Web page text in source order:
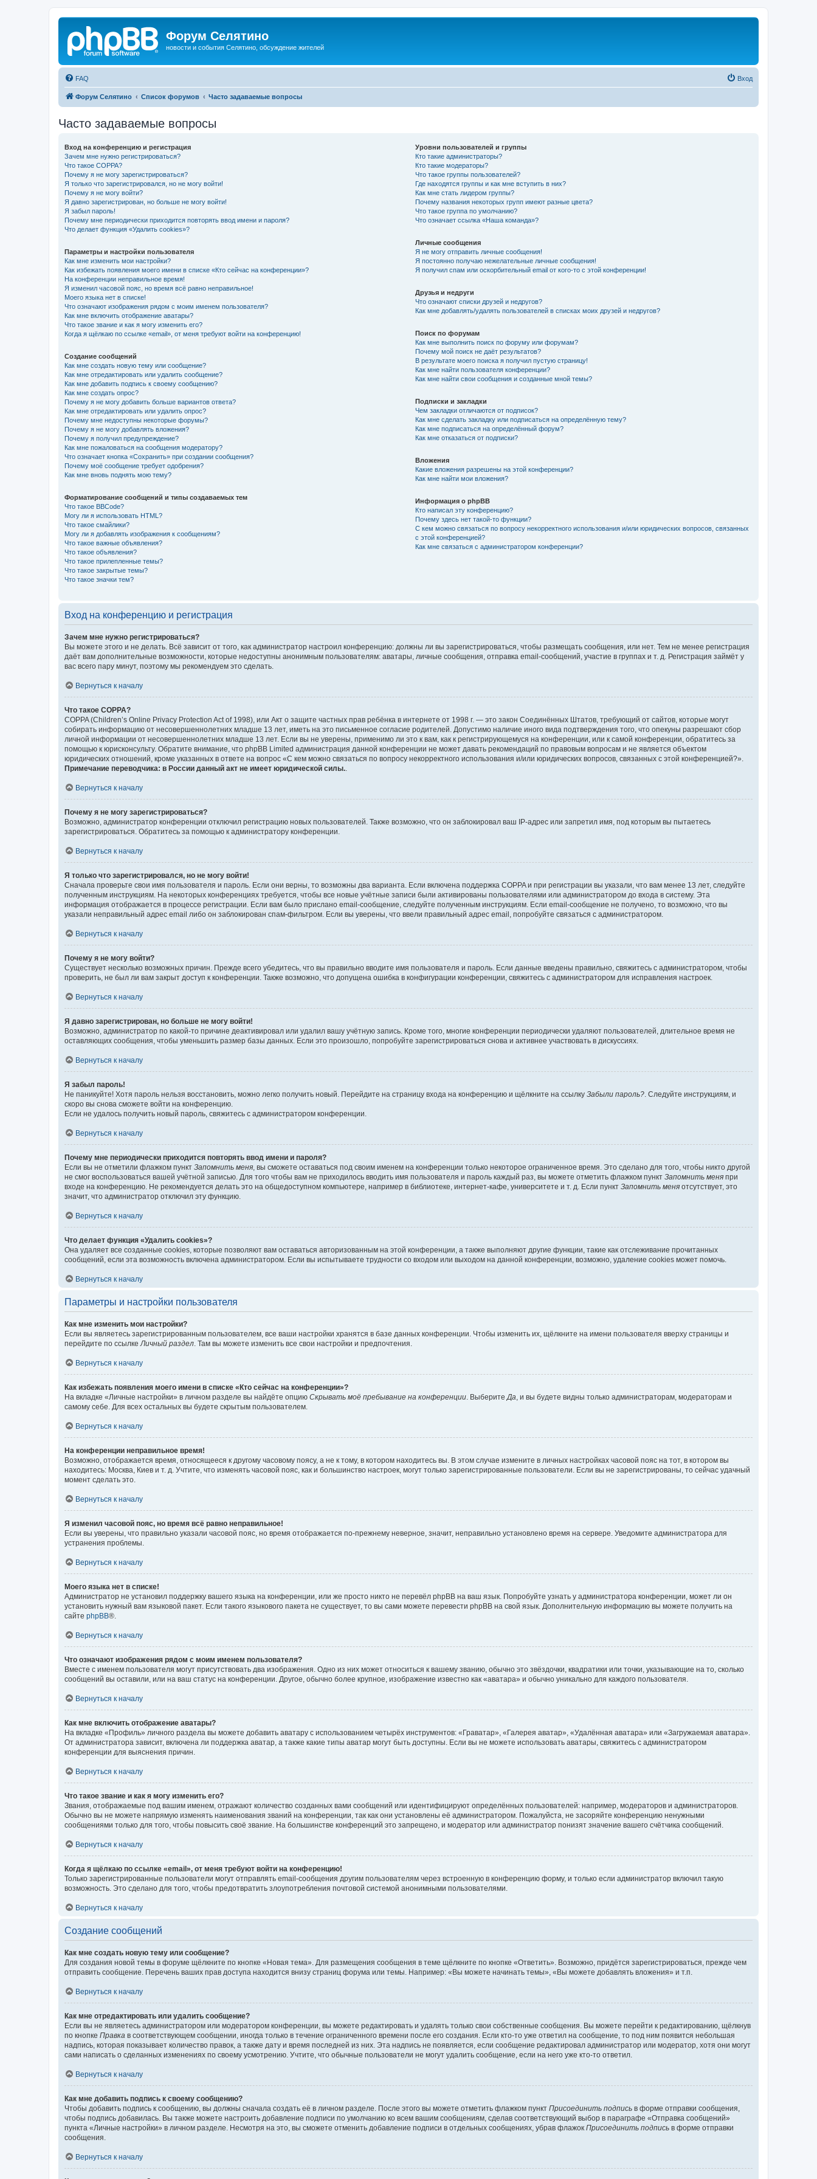
Форум Селятино
новости и события Селятино, обсуждение жителей
FAQ Вход
Форум Селятино Список форумов Часто задаваемые вопросы
Часто задаваемые вопросы
Вход на конференцию и регистрация
Зачем мне нужно регистрироваться?
Что такое COPPA?
Почему я не могу зарегистрироваться?
Я только что зарегистрировался, но не могу войти!
Почему я не могу войти?
Я давно зарегистрирован, но больше не могу войти!
Я забыл пароль!
Почему мне периодически приходится повторять ввод имени и пароля?
Что делает функция «Удалить cookies»?
Параметры и настройки пользователя
Как мне изменить мои настройки?
Как избежать появления моего имени в списке «Кто сейчас на конференции»?
На конференции неправильное время!
Я изменил часовой пояс, но время всё равно неправильное!
Моего языка нет в списке!
Что означают изображения рядом с моим именем пользователя?
Как мне включить отображение аватары?
Что такое звание и как я могу изменить его?
Когда я щёлкаю по ссылке «email», от меня требуют войти на конференцию!
Создание сообщений
Как мне создать новую тему или сообщение?
Как мне отредактировать или удалить сообщение?
Как мне добавить подпись к своему сообщению?
Как мне создать опрос?
Почему я не могу добавить больше вариантов ответа?
Как мне отредактировать или удалить опрос?
Почему мне недоступны некоторые форумы?
Почему я не могу добавлять вложения?
Почему я получил предупреждение?
Как мне пожаловаться на сообщения модератору?
Что означает кнопка «Сохранить» при создании сообщения?
Почему моё сообщение требует одобрения?
Как мне вновь поднять мою тему?
Форматирование сообщений и типы создаваемых тем
Что такое BBCode?
Могу ли я использовать HTML?
Что такое смайлики?
Могу ли я добавлять изображения к сообщениям?
Что такое важные объявления?
Что такое объявления?
Что такое прилепленные темы?
Что такое закрытые темы?
Что такое значки тем?
Уровни пользователей и группы
Кто такие администраторы?
Кто такие модераторы?
Что такое группы пользователей?
Где находятся группы и как мне вступить в них?
Как мне стать лидером группы?
Почему названия некоторых групп имеют разные цвета?
Что такое группа по умолчанию?
Что означает ссылка «Наша команда»?
Личные сообщения
Я не могу отправить личные сообщения!
Я постоянно получаю нежелательные личные сообщения!
Я получил спам или оскорбительный email от кого-то с этой конференции!
Друзья и недруги
Что означают списки друзей и недругов?
Как мне добавлять/удалять пользователей в списках моих друзей и недругов?
Поиск по форумам
Как мне выполнить поиск по форуму или форумам?
Почему мой поиск не даёт результатов?
В результате моего поиска я получил пустую страницу!
Как мне найти пользователя конференции?
Как мне найти свои сообщения и созданные мной темы?
Подписки и закладки
Чем закладки отличаются от подписок?
Как мне сделать закладку или подписаться на определённую тему?
Как мне подписаться на определённый форум?
Как мне отказаться от подписки?
Вложения
Какие вложения разрешены на этой конференции?
Как мне найти мои вложения?
Информация о phpBB
Кто написал эту конференцию?
Почему здесь нет такой-то функции?
С кем можно связаться по вопросу некорректного использования и/или юридических вопросов, связанных
с этой конференцией?
Как мне связаться с администратором конференции?
Вход на конференцию и регистрация
Зачем мне нужно регистрироваться?
Вы можете этого и не делать. Всё зависит от того, как администратор настроил конференцию: должны ли вы зарегистрироваться, чтобы размещать сообщения, или нет. Тем не менее регистрация
даёт вам дополнительные возможности, которые недоступны анонимным пользователям: аватары, личные сообщения, отправка email-сообщений, участие в группах и т. д. Регистрация займёт у
вас всего пару минут, поэтому мы рекомендуем это сделать.
Вернуться к началу
Что такое COPPA?
COPPA (Children’s Online Privacy Protection Act of 1998), или Акт о защите частных прав ребёнка в интернете от 1998 г. — это закон Соединённых Штатов, требующий от сайтов, которые могут
собирать информацию от несовершеннолетних младше 13 лет, иметь на это письменное согласие родителей. Допустимо наличие иного вида подтверждения того, что опекуны разрешают сбор
личной информации от несовершеннолетних младше 13 лет. Если вы не уверены, применимо ли это к вам, как к регистрирующемуся на конференции, или к самой конференции, обратитесь за
помощью к юрисконсульту. Обратите внимание, что phpBB Limited администрация данной конференции не может давать рекомендаций по правовым вопросам и не является объектом
юридических отношений, кроме указанных в ответе на вопрос «С кем можно связаться по вопросу некорректного использования и/или юридических вопросов, связанных с этой конференцией?».
Примечание переводчика: в России данный акт не имеет юридической силы.
Вернуться к началу
Почему я не могу зарегистрироваться?
Возможно, администратор конференции отключил регистрацию новых пользователей. Также возможно, что он заблокировал ваш IP-адрес или запретил имя, под которым вы пытаетесь
зарегистрироваться. Обратитесь за помощью к администратору конференции.
Вернуться к началу
Я только что зарегистрировался, но не могу войти!
Сначала проверьте свои имя пользователя и пароль. Если они верны, то возможны два варианта. Если включена поддержка COPPA и при регистрации вы указали, что вам менее 13 лет, следуйте
полученным инструкциям. На некоторых конференциях требуется, чтобы все новые учётные записи были активированы пользователями или администратором до входа в систему. Эта
информация отображается в процессе регистрации. Если вам было прислано email-сообщение, следуйте полученным инструкциям. Если email-сообщение не получено, то возможно, что вы
указали неправильный адрес email либо он заблокирован спам-фильтром. Если вы уверены, что ввели правильный адрес email, попробуйте связаться с администратором.
Вернуться к началу
Почему я не могу войти?
Существует несколько возможных причин. Прежде всего убедитесь, что вы правильно вводите имя пользователя и пароль. Если данные введены правильно, свяжитесь с администратором, чтобы
проверить, не был ли вам закрыт доступ к конференции. Также возможно, что допущена ошибка в конфигурации конференции, свяжитесь с администратором для исправления настроек.
Вернуться к началу
Я давно зарегистрирован, но больше не могу войти!
Возможно, администратор по какой-то причине деактивировал или удалил вашу учётную запись. Кроме того, многие конференции периодически удаляют пользователей, длительное время не
оставляющих сообщения, чтобы уменьшить размер базы данных. Если это произошло, попробуйте зарегистрироваться снова и активнее участвовать в дискуссиях.
Вернуться к началу
Я забыл пароль!
Не паникуйте! Хотя пароль нельзя восстановить, можно легко получить новый. Перейдите на страницу входа на конференцию и щёлкните на ссылку Забыли пароль? . Следуйте инструкциям, и
скоро вы снова сможете войти на конференцию.
Если не удалось получить новый пароль, свяжитесь с администратором конференции.
Вернуться к началу
Почему мне периодически приходится повторять ввод имени и пароля?
Если вы не отметили флажком пункт Запомнить меня , вы сможете оставаться под своим именем на конференции только некоторое ограниченное время. Это сделано для того, чтобы никто другой
не смог воспользоваться вашей учётной записью. Для того чтобы вам не приходилось вводить имя пользователя и пароль каждый раз, вы можете отметить флажком пункт Запомнить меня при
входе на конференцию. Не рекомендуется делать это на общедоступном компьютере, например в библиотеке, интернет-кафе, университете и т. д. Если пункт Запомнить меня отсутствует, это
значит, что администратор отключил эту функцию.
Вернуться к началу
Что делает функция «Удалить cookies»?
Она удаляет все созданные cookies, которые позволяют вам оставаться авторизованным на этой конференции, а также выполняют другие функции, такие как отслеживание прочитанных
сообщений, если эта возможность включена администратором. Если вы испытываете трудности со входом или выходом на данной конференции, возможно, удаление cookies может помочь.
Вернуться к началу
Параметры и настройки пользователя
Как мне изменить мои настройки?
Если вы являетесь зарегистрированным пользователем, все ваши настройки хранятся в базе данных конференции. Чтобы изменить их, щёлкните на имени пользователя вверху страницы и
перейдите по ссылке Личный раздел . Там вы можете изменить все свои настройки и предпочтения.
Вернуться к началу
Как избежать появления моего имени в списке «Кто сейчас на конференции»?
На вкладке «Личные настройки» в личном разделе вы найдёте опцию Скрывать моё пребывание на конференции . Выберите Да , и вы будете видны только администраторам, модераторам и
самому себе. Для всех остальных вы будете скрытым пользователем.
Вернуться к началу
На конференции неправильное время!
Возможно, отображается время, относящееся к другому часовому поясу, а не к тому, в котором находитесь вы. В этом случае измените в личных настройках часовой пояс на тот, в котором вы
находитесь: Москва, Киев и т. д. Учтите, что изменять часовой пояс, как и большинство настроек, могут только зарегистрированные пользователи. Если вы не зарегистрированы, то сейчас удачный
момент сделать это.
Вернуться к началу
Я изменил часовой пояс, но время всё равно неправильное!
Если вы уверены, что правильно указали часовой пояс, но время отображается по-прежнему неверное, значит, неправильно установлено время на сервере. Уведомите администратора для
устранения проблемы.
Вернуться к началу
Моего языка нет в списке!
Администратор не установил поддержку вашего языка на конференции, или же просто никто не перевёл phpBB на ваш язык. Попробуйте узнать у администратора конференции, может ли он
установить нужный вам языковой пакет. Если такого языкового пакета не существует, то вы сами можете перевести phpBB на свой язык. Дополнительную информацию вы можете получить на
сайте phpBB®.
Вернуться к началу
Что означают изображения рядом с моим именем пользователя?
Вместе с именем пользователя могут присутствовать два изображения. Одно из них может относиться к вашему званию, обычно это звёздочки, квадратики или точки, указывающие на то, сколько
сообщений вы оставили, или на ваш статус на конференции. Другое, обычно более крупное, изображение известно как «аватара» и обычно уникально для каждого пользователя.
Вернуться к началу
Как мне включить отображение аватары?
На вкладке «Профиль» личного раздела вы можете добавить аватару с использованием четырёх инструментов: «Граватар», «Галерея аватар», «Удалённая аватара» или «Загружаемая аватара».
От администратора зависит, включена ли поддержка аватар, а также какие типы аватар могут быть доступны. Если вы не можете использовать аватары, свяжитесь с администратором
конференции для выяснения причин.
Вернуться к началу
Что такое звание и как я могу изменить его?
Звания, отображаемые под вашим именем, отражают количество созданных вами сообщений или идентифицируют определённых пользователей: например, модераторов и администраторов.
Обычно вы не можете напрямую изменять наименования званий на конференции, так как они установлены её администратором. Пожалуйста, не засоряйте конференцию ненужными
сообщениями только для того, чтобы повысить своё звание. На большинстве конференций это запрещено, и модератор или администратор понизят значение вашего счётчика сообщений.
Вернуться к началу
Когда я щёлкаю по ссылке «email», от меня требуют войти на конференцию!
Только зарегистрированные пользователи могут отправлять email-сообщения другим пользователям через встроенную в конференцию форму, и только если администратор включил такую
возможность. Это сделано для того, чтобы предотвратить злоупотребления почтовой системой анонимными пользователями.
Вернуться к началу
Создание сообщений
Как мне создать новую тему или сообщение?
Для создания новой темы в форуме щёлкните по кнопке «Новая тема». Для размещения сообщения в теме щёлкните по кнопке «Ответить». Возможно, придётся зарегистрироваться, прежде чем
отправить сообщение. Перечень ваших прав доступа находится внизу страниц форума или темы. Например: «Вы можете начинать темы», «Вы можете добавлять вложения» и т.п.
Вернуться к началу
Как мне отредактировать или удалить сообщение?
Если вы не являетесь администратором или модератором конференции, вы можете редактировать и удалять только свои собственные сообщения. Вы можете перейти к редактированию, щёлкнув
по кнопке Правка в соответствующем сообщении, иногда только в течение ограниченного времени после его создания. Если кто-то уже ответил на сообщение, то под ним появится небольшая
надпись, которая показывает количество правок, а также дату и время последней из них. Эта надпись не появляется, если сообщение редактировал администратор или модератор, хотя они могут
сами написать о сделанных изменениях по своему усмотрению. Учтите, что обычные пользователи не могут удалить сообщение, если на него уже кто-то ответил.
Вернуться к началу
Как мне добавить подпись к своему сообщению?
Чтобы добавить подпись к сообщению, вы должны сначала создать её в личном разделе. После этого вы можете отметить флажком пункт Присоединить подпись в форме отправки сообщения,
чтобы подпись добавилась. Вы также можете настроить добавление подписи по умолчанию ко всем вашим сообщениям, сделав соответствующий выбор в параграфе «Отправка сообщений»
пункта «Личные настройки» в личном разделе. Несмотря на это, вы сможете отменить добавление подписи в отдельных сообщениях, убрав флажок Присоединить подпись в форме отправки
сообщения.
Вернуться к началу